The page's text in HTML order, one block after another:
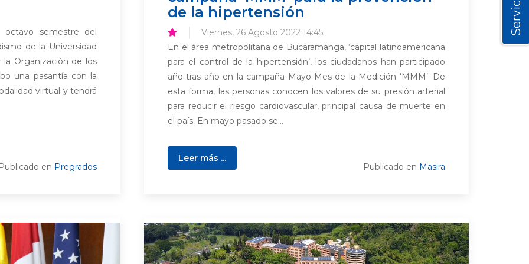
octavo semestre del
de la Universidad
la Organización de los
una pasantía con la
virtual y tendrá
en Pregrados
de la hipertensión
Viernes, 26 Agosto 2022 14:45
En el área metropolitana de Bucaramanga, ‘capital latinoamericana
para el control de la hipertensión’, los ciudadanos han participado
año tras año en la campaña Mayo Mes de la Medición ‘MMM’. De
esta forma, las personas conocen los valores de su presión arterial
para reducir el riesgo cardiovascular, principal causa de muerte en
el país. En mayo pasado se...
Leer más ...
Publicado en Masira